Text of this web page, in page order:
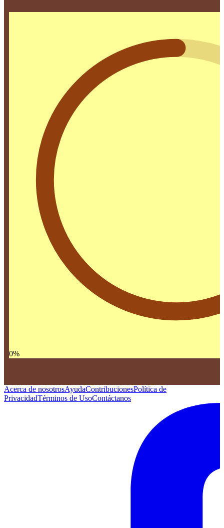
0%
Acerca de nosotrosAyudaContribucionesPolítica de
PrivacidadTérminos de UsoContáctanos